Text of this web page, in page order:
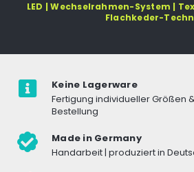
LED | Wechselrahmen-System |
Flachkeder-
Keine Lagerware
Fertigung individueller Größen
Bestellung
Made in Germany
Handarbeit | produziert in